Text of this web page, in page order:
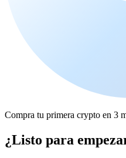
Compra tu primera crypto en 3
¿Listo para